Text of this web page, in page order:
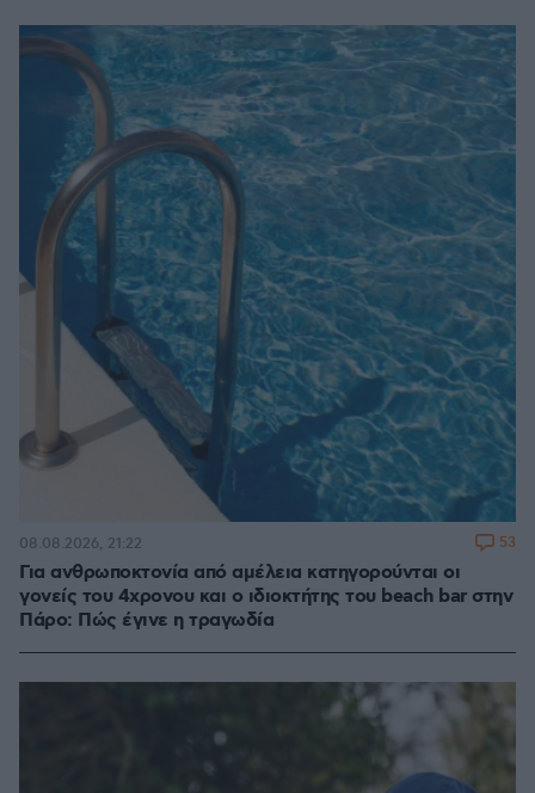
Για ανθρωποκτονία από αμέλεια κατηγορούνται οι
γονείς του 4χρονου και ο ιδιοκτήτης του beach bar στην
Πάρο: Πώς έγινε η τραγωδία
08.08.2026, 21:22 53